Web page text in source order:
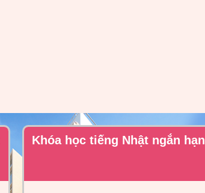
Khóa học tiếng Nhật ngắn hạn